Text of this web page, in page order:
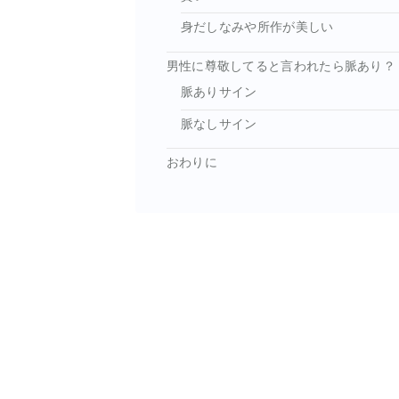
身だしなみや所作が美しい
男性に尊敬してると言われたら脈あり
脈ありサイン
脈なしサイン
おわりに